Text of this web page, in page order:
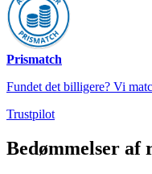
Prismatch
Fundet det billigere? Vi
Trustpilot
Bedømmelser